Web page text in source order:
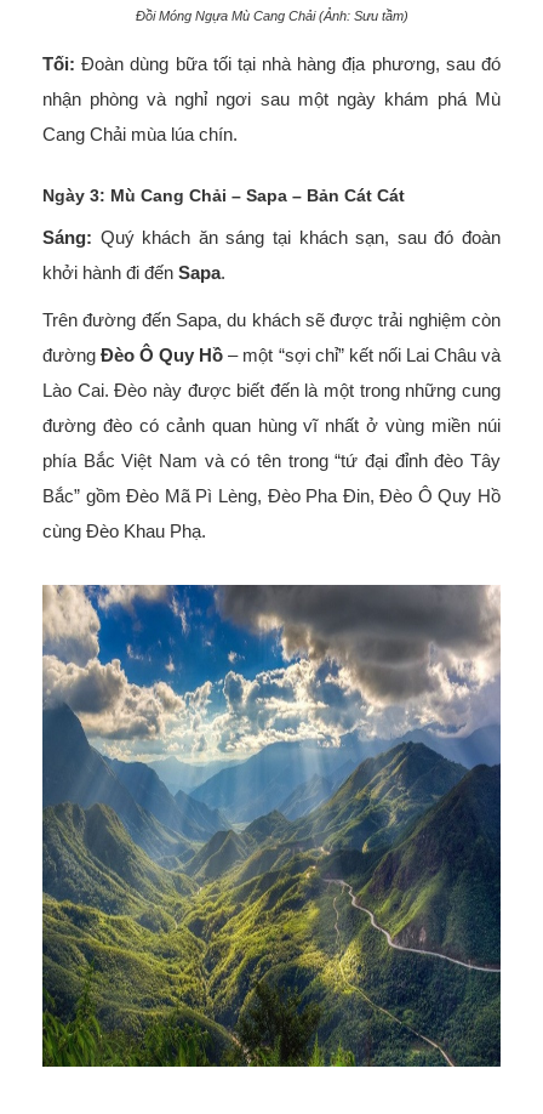
Đồi Móng Ngựa Mù Cang Chải (Ảnh: Sưu tầm)
Tối: Đoàn dùng bữa tối tại nhà hàng địa phương, sau đó
nhận phòng và nghỉ ngơi sau một ngày khám phá Mù
Cang Chải mùa lúa chín.
Ngày 3: Mù Cang Chải – Sapa – Bản Cát Cát
Sáng: Quý khách ăn sáng tại khách sạn, sau đó đoàn
khởi hành đi đến Sapa.
Trên đường đến Sapa, du khách sẽ được trải nghiệm còn
đường Đèo Ô Quy Hồ – một “sợi chỉ” kết nối Lai Châu và
Lào Cai. Đèo này được biết đến là một trong những cung
đường đèo có cảnh quan hùng vĩ nhất ở vùng miền núi
phía Bắc Việt Nam và có tên trong “tứ đại đỉnh đèo Tây
Bắc” gồm Đèo Mã Pì Lèng, Đèo Pha Đin, Đèo Ô Quy Hồ
cùng Đèo Khau Phạ.